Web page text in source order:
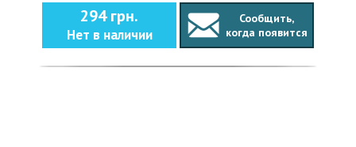
294 грн.
Нет в наличии
Сообщить,
когда появится